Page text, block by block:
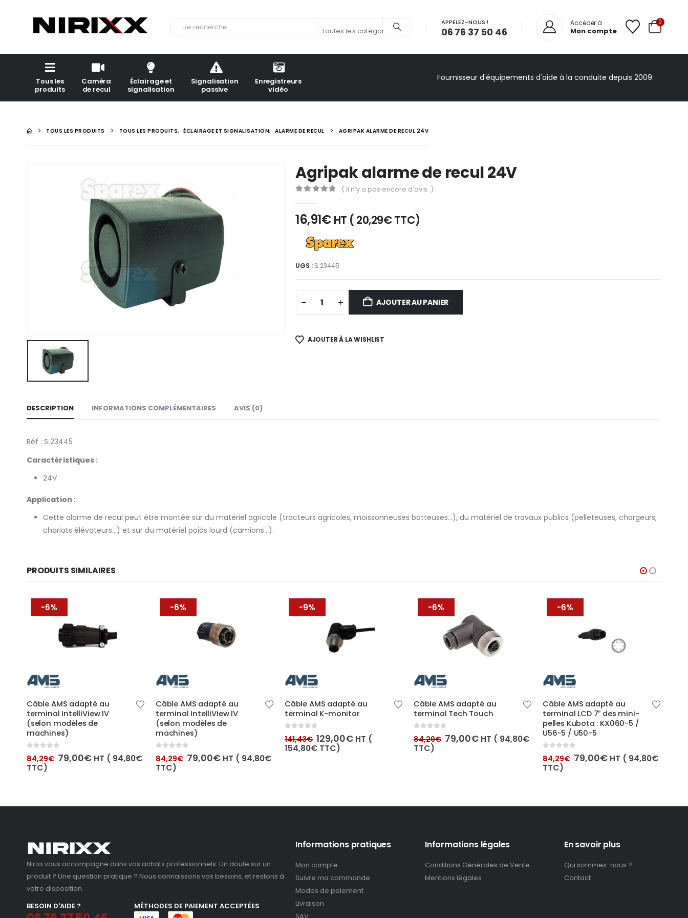
Toutes les catégories
APPELEZ-NOUS !
06 76 37 50 46
Accéder à
Mon compte
0
Tous les
produits
Caméra
de recul
Éclairage et
signalisation
Signalisation
passive
Enregistreurs
vidéo
Fournisseur d'équipements d'aide à la conduite depuis 2009.
TOUS LES PRODUITS TOUS LES PRODUITS, ÉCLAIRAGE ET SIGNALISATION, ALARME DE RECUL AGRIPAK ALARME DE RECUL 24V
Agripak alarme de recul 24V
( Il n’y a pas encore d’avis. )
16,91€ HT ( 20,29€TTC)
UGS : S.23445
AJOUTER AU PANIER
AJOUTER À LA WISHLIST
DESCRIPTION INFORMATIONS COMPLÉMENTAIRES AVIS (0)
Réf : S.23445
Caractéristiques :
24V
Application :
Cette alarme de recul peut être montée sur du matériel agricole (tracteurs agricoles, moissonneuses batteuses…), du matériel de travaux publics (pelleteuses, chargeurs,
chariots élévateurs…) et sur du matériel poids lourd (camions…).
PRODUITS SIMILAIRES
-6%
Câble AMS adapté au
terminal IntelliView IV
(selon modèles de
machines)
84,29€ Le
prix
79,00€Le
prix
HT ( 94,80€
TTC)
-6%
Câble AMS adapté au
terminal IntelliView IV
(selon modèles de
machines)
84,29€ Le
prix
79,00€Le
prix
HT ( 94,80€
TTC)
-9%
Câble AMS adapté au
terminal K-monitor
141,43€ Le
prix
initial
129,00€Le
prix
HT (
154,80€ TTC)
-6%
Câble AMS adapté au
terminal Tech Touch
84,29€ Le
prix
79,00€Le
prix
HT ( 94,80€
TTC)
-6%
Câble AMS adapté au
terminal LCD 7″ des mini-
pelles Kubota : KX060-5 /
U56-5 / U50-5
84,29€ Le
prix
79,00€Le
prix
HT ( 94,80€
TTC)
Nirixx vous accompagne dans vos achats professionnels. Un doute sur un
produit ? Une question pratique ? Nous connaissons vos besoins, et restons à
votre disposition.
BESOIN D'AIDE ?
MÉTHODES DE PAIEMENT ACCEPTÉES
Informations pratiques
Mon compte
Suivre ma commande
Modes de paiement
Livraison
SAV
Informations légales
Conditions Générales de Vente
Mentions légales
En savoir plus
Qui sommes-nous ?
Contact